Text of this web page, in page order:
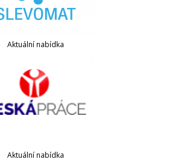
Aktuální nabídka
Aktuální nabídka